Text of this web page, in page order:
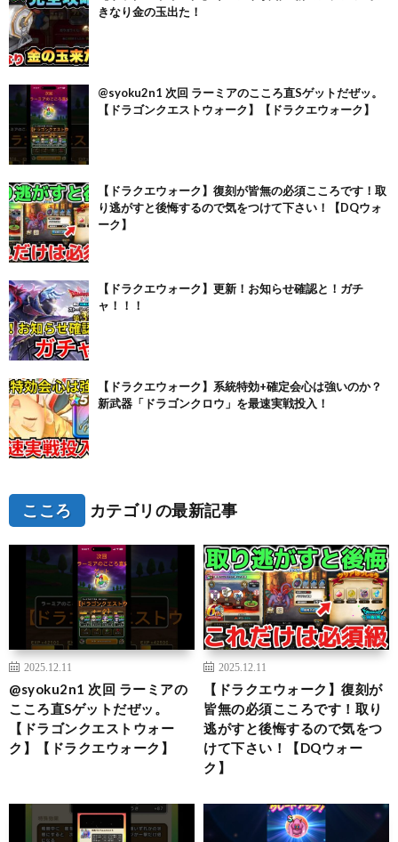
きなり金の玉出た！
@syoku2n1 次回 ラーミアのこころ直Sゲットだぜッ。
【ドラゴンクエストウォーク】【ドラクエウォーク】
【ドラクエウォーク】復刻が皆無の必須こころです！取
り逃がすと後悔するので気をつけて下さい！【DQウォ
ーク】
【ドラクエウォーク】更新！お知らせ確認と！ガチ
ャ！！！
【ドラクエウォーク】系統特効+確定会心は強いのか？
新武器「ドラゴンクロウ」を最速実戦投入！
こころ カテゴリの最新記事
2025.12.11
@syoku2n1 次回 ラーミアの
こころ直Sゲットだぜッ。
【ドラゴンクエストウォー
ク】【ドラクエウォーク】
2025.12.11
【ドラクエウォーク】復刻が
皆無の必須こころです！取り
逃がすと後悔するので気をつ
けて下さい！【DQウォー
ク】